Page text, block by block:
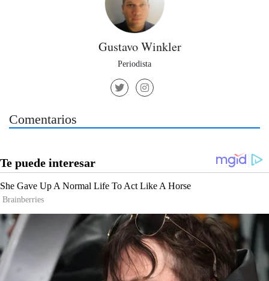
Gustavo Winkler
Periodista
Comentarios